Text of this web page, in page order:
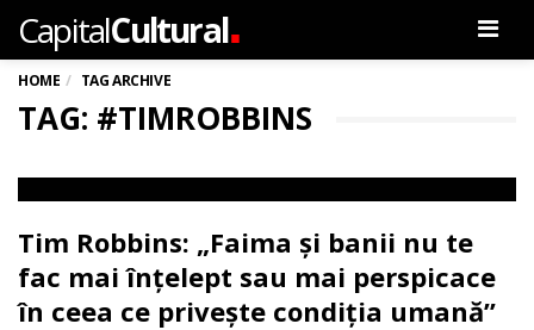
CapitalCultural
HOME TAG ARCHIVE
TAG: #TIMROBBINS
Tim Robbins: „Faima și banii nu te
fac mai înțelept sau mai perspicace
în ceea ce privește condiția umană”